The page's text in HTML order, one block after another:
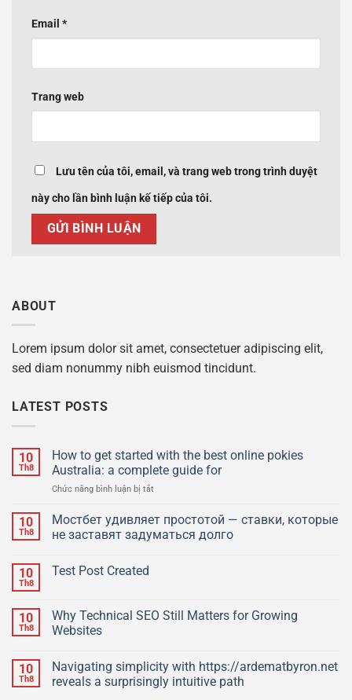
Email *
Trang web
Lưu tên của tôi, email, và trang web trong trình duyệt
này cho lần bình luận kế tiếp của tôi.
ABOUT
Lorem ipsum dolor sit amet, consectetuer adipiscing elit,
sed diam nonummy nibh euismod tincidunt.
LATEST POSTS
10
Th8
How to get started with the best online pokies
Australia: a complete guide for
Chức năng bình luận bị tắt
to
started
pokies
Australia:
guide
for
10
Th8
Мостбет удивляет простотой — ставки, которые
не заставят задуматься долго
10
Th8
Test Post Created
10
Th8
Why Technical SEO Still Matters for Growing
Websites
10
Th8
Navigating simplicity with https://ardematbyron.net
reveals a surprisingly intuitive path